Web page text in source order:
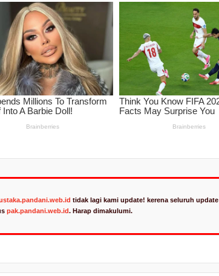
tidak lagi kami update! kerena seluruh update
pak.pandani.web.id. Harap dimakulumi.